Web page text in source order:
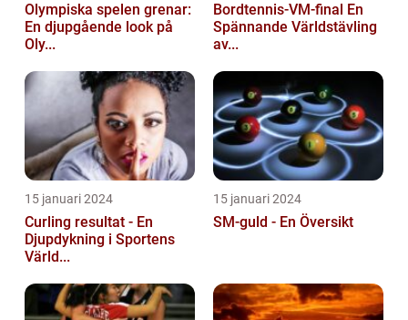
Olympiska spelen grenar:
En djupgående look på
Oly...
Bordtennis-VM-final En
Spännande Världstävling
av...
15 januari 2024
Curling resultat - En
Djupdykning i Sportens
Värld...
15 januari 2024
SM-guld - En Översikt